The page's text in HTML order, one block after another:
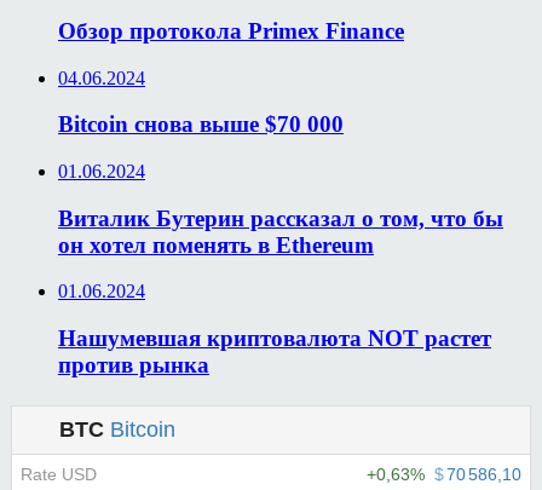
Обзор протокола Primex Finance
04.06.2024
Bitcoin снова выше $70 000
01.06.2024
Виталик Бутерин рассказал о том, что бы
он хотел поменять в Ethereum
01.06.2024
Нашумевшая криптовалюта NOT растет
против рынка